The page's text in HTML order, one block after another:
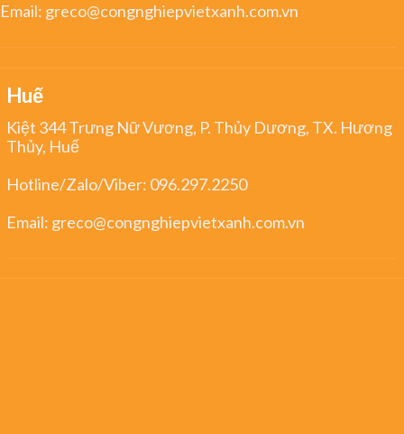
Email: greco@congnghiepvietxanh.com.vn
Huế
Kiệt 344 Trưng Nữ Vương, P. Thủy Dương, TX. Hương
Thủy, Huế
Hotline/Zalo/Viber: 096.297.2250
Email: greco@congnghiepvietxanh.com.vn